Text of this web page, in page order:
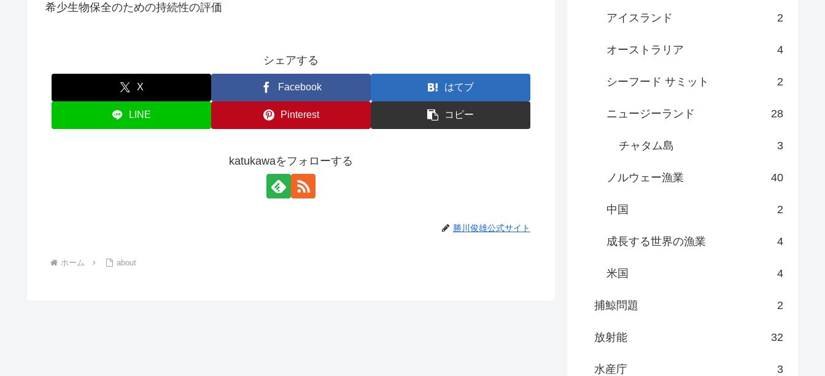
希少生物保全のための持続性の評価
シェアする
X Facebook はてブ
LINE Pinterest コピー
katukawaをフォローする
勝川俊雄公式サイト
ホーム about
アイスランド 2
オーストラリア 4
シーフード サミット 2
ニュージーランド 28
チャタム島 3
ノルウェー漁業 40
中国 2
成長する世界の漁業 4
米国 4
捕鯨問題 2
放射能 32
水産庁 3